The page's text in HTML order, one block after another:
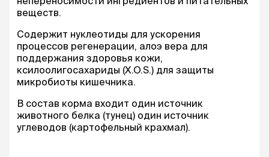
веществ.
Содержит нуклеотиды для ускорения
процессов регенерации, алоэ вера для
поддержания здоровья кожи,
ксилоолигосахариды (X.O.S.) для защиты
микробиоты кишечника.
В состав корма входит один источник
животного белка (тунец) один источник
углеводов (картофельный крахмал).